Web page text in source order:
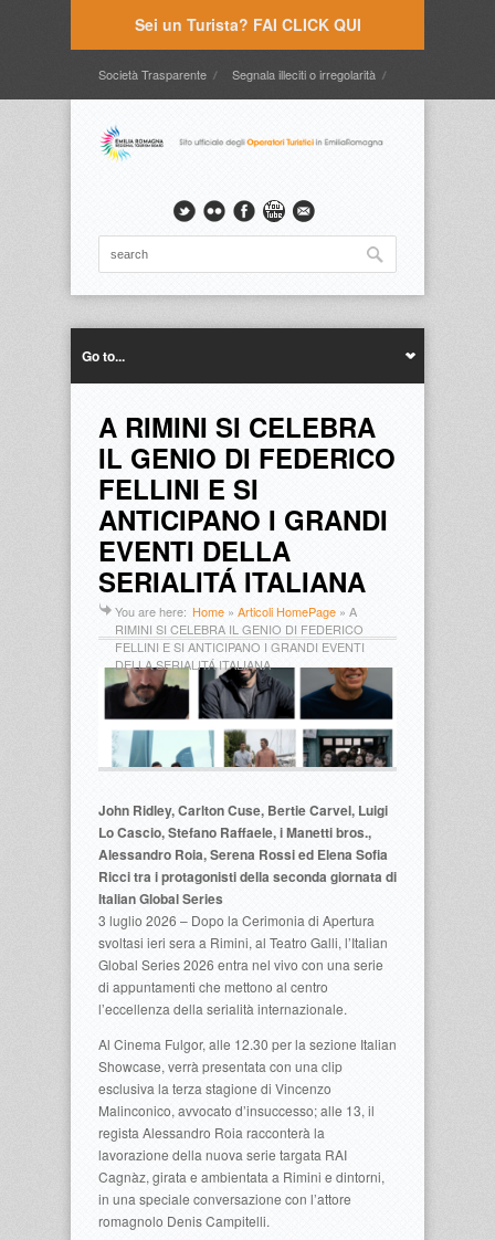
Sei un Turista? FAI CLICK QUI
Società Trasparente Segnala illeciti o irregolarità
Timbrature
Go to...
A RIMINI SI CELEBRA
IL GENIO DI FEDERICO
FELLINI E SI
ANTICIPANO I GRANDI
EVENTI DELLA
SERIALITÁ ITALIANA
You are here: Home » Articoli HomePage » A
RIMINI SI CELEBRA IL GENIO DI FEDERICO
FELLINI E SI ANTICIPANO I GRANDI EVENTI
DELLA SERIALITÁ ITALIANA
John Ridley, Carlton Cuse, Bertie Carvel, Luigi
Lo Cascio, Stefano Raffaele, i Manetti bros.,
Alessandro Roia, Serena Rossi ed Elena Sofia
Ricci tra i protagonisti della seconda giornata di
Italian Global Series
3 luglio 2026 – Dopo la Cerimonia di Apertura
svoltasi ieri sera a Rimini, al Teatro Galli, l’Italian
Global Series 2026 entra nel vivo con una serie
di appuntamenti che mettono al centro
l’eccellenza della serialità internazionale.
Al Cinema Fulgor, alle 12.30 per la sezione Italian
Showcase, verrà presentata con una clip
esclusiva la terza stagione di Vincenzo
Malinconico, avvocato d’insuccesso; alle 13, il
regista Alessandro Roia racconterà la
lavorazione della nuova serie targata RAI
Cagnàz, girata e ambientata a Rimini e dintorni,
in una speciale conversazione con l’attore
romagnolo Denis Campitelli.